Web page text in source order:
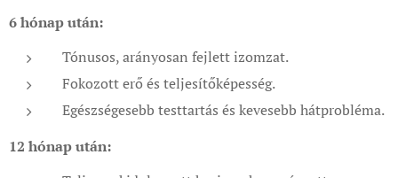
6 hónap után:
Tónusos, arányosan fejlett izomzat.
Fokozott erő és teljesítőképesség.
Egészségesebb testtartás és kevesebb hátprobléma.
12 hónap után: